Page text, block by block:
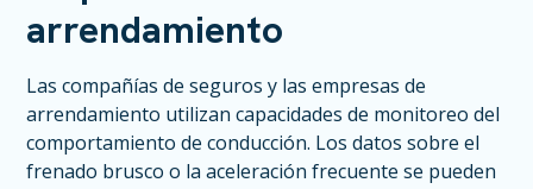
arrendamiento
Las compañías de seguros y las empresas de
arrendamiento utilizan capacidades de monitoreo del
comportamiento de conducción. Los datos sobre el
frenado brusco o la aceleración frecuente se pueden